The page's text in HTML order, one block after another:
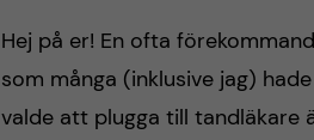
Hej på er! En ofta
som många (inklusive jag)
valde att plugga till tandläkare